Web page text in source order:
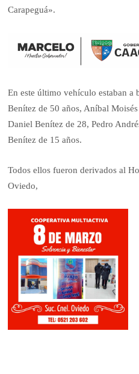
Carapeguá».
En este último vehículo estaban
Benítez de 50 años, Aníbal
Daniel Benítez de 28, Pedro
Benítez de 15 años.
Todos ellos fueron derivados al
Oviedo,